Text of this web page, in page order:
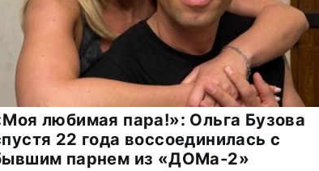
любимая пара!»: Ольга Бузова
22 года воссоединилась с
парнем из «ДОМа-2»